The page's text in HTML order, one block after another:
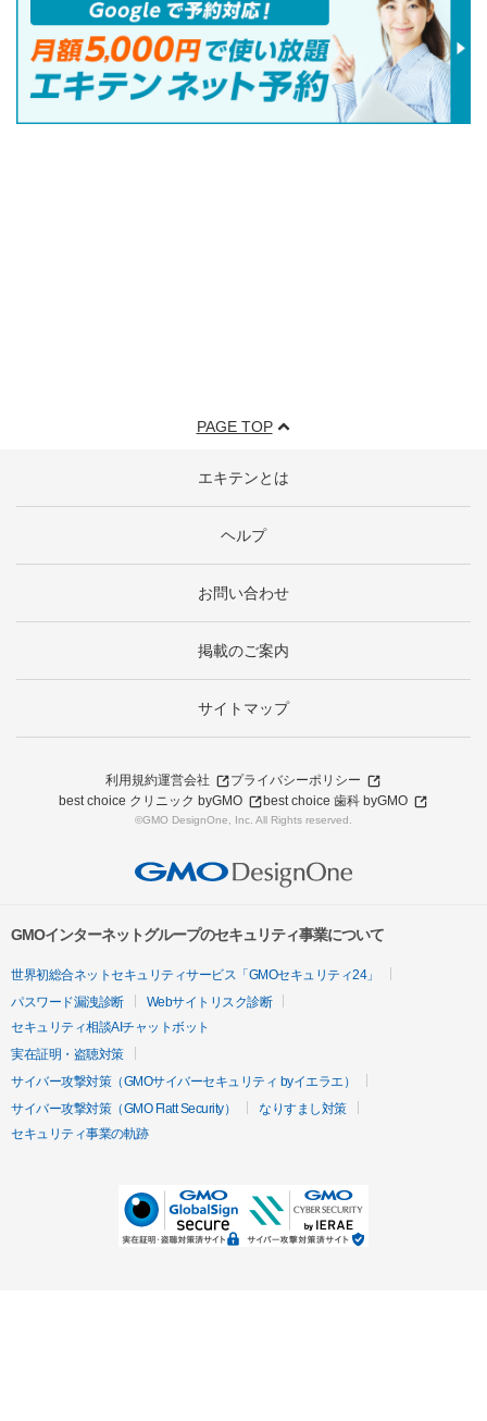
PAGE TOP
エキテンとは
ヘルプ
お問い合わせ
掲載のご案内
サイトマップ
利用規約運営会社
プライバシーポリシー
best choice クリニック byGMO
best choice 歯科 byGMO
©GMO DesignOne, Inc. All Rights reserved.
GMOインターネットグループのセキュリティ事業について
世界初総合ネットセキュリティサービス「GMOセキュリティ24」
パスワード漏洩診断
Webサイトリスク診断
セキュリティ相談AIチャットボット
実在証明・盗聴対策
サイバー攻撃対策（GMOサイバーセキュリティ byイエラエ）
サイバー攻撃対策（GMO Flatt Security）
なりすまし対策
セキュリティ事業の軌跡